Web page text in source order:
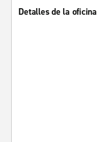
Detalles de la oficina